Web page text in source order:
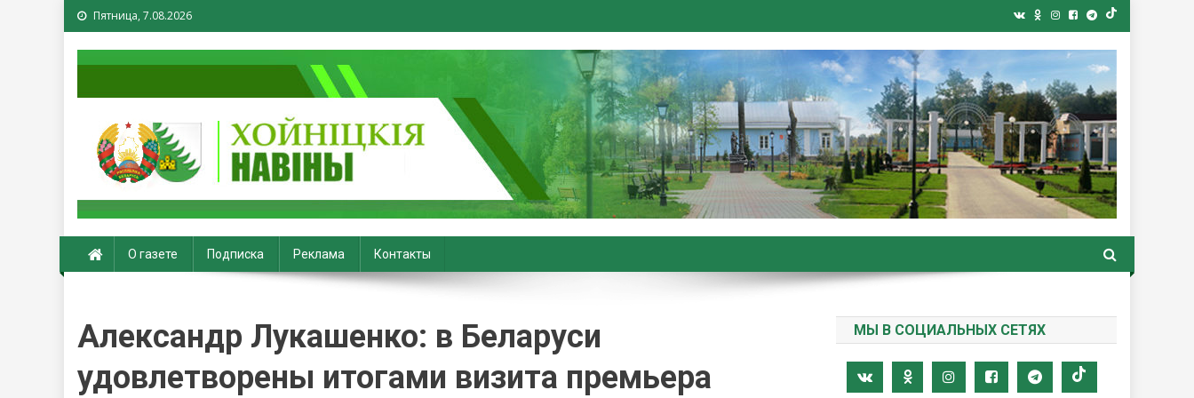
Пятница, 7.08.2026
Хойники. Хойнiцкiя навiны. Новости Хойник. Районная газета
О газете Подписка Реклама Контакты
Александр Лукашенко: в Беларуси
удовлетворены итогами визита премьера
МЫ В СОЦИАЛЬНЫХ СЕТЯХ